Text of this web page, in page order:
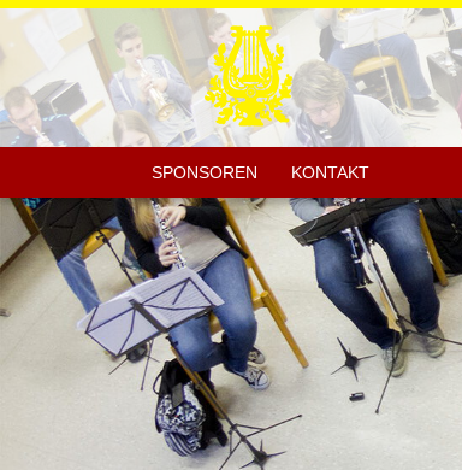
SPONSOREN KONTAKT